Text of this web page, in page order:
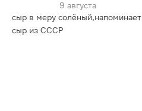
9 августа
сыр в меру солёный,напоминает
сыр из СССР